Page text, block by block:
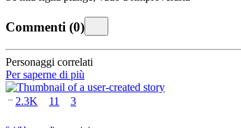
Commenti (0)
Personaggi correlati
Per saperne di più
2.3K 11 3